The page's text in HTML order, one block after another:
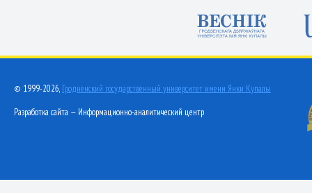
© 1999-2026, Гродненский государственный университет имени Янки Купалы
Разработка сайта — Информационно-аналитический центр